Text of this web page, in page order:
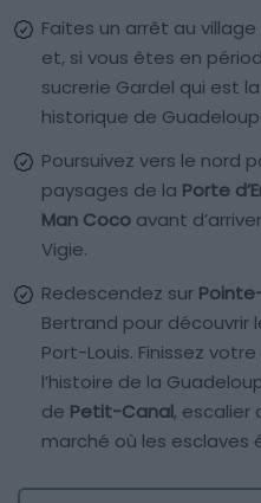
Faites un arrêt au village
et, si vous êtes en
sucrerie Gardel qui est
historique de
Poursuivez vers le nord
paysages de la Porte
Man Coco avant
Vigie.
Redescendez sur
Bertrand pour découvrir
Port-Louis. Finissez
l’histoire de la
de Petit-Canal, escalier
marché où les esclaves